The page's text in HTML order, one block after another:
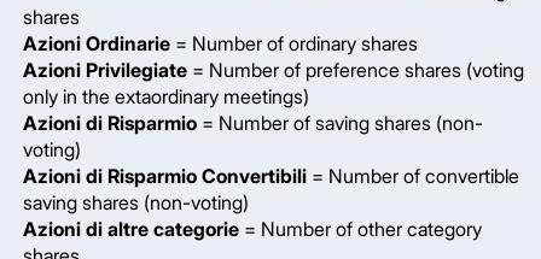
shares
Azioni Ordinarie = Number of ordinary shares
Azioni Privilegiate = Number of preference shares (voting
only in the extaordinary meetings)
Azioni di Risparmio = Number of saving shares (non-
voting)
Azioni di Risparmio Convertibili = Number of convertible
saving shares (non-voting)
Azioni di altre categorie = Number of other category